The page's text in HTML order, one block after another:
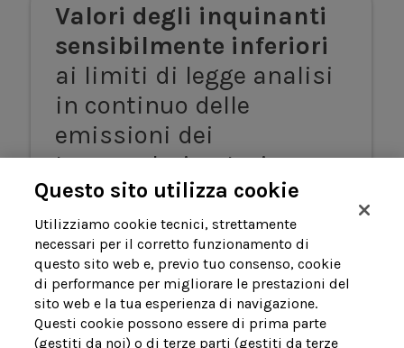
Valori degli inquinanti
sensibilmente inferiori
ai limiti di legge analisi
in continuo delle
emissioni dei
termovalorizzatori
Questo sito utilizza cookie
Utilizziamo cookie tecnici, strettamente
necessari per il corretto funzionamento di
questo sito web e, previo tuo consenso, cookie
di performance per migliorare le prestazioni del
sito web e la tua esperienza di navigazione.
Questi cookie possono essere di prima parte
(gestiti da noi) o di terze parti (gestiti da terze